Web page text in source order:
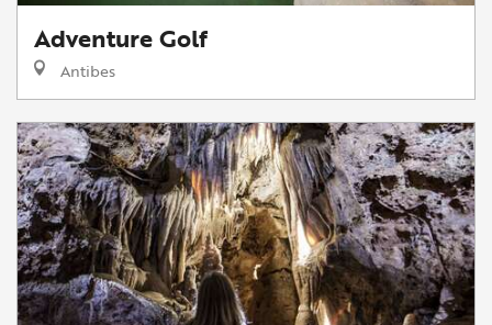
Adventure Golf
Antibes